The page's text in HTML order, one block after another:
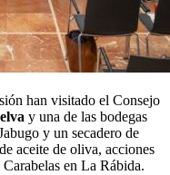
han visitado el Consejo
y una de las bodegas
y un secadero de
aceite de oliva, acciones
en La Rábida.